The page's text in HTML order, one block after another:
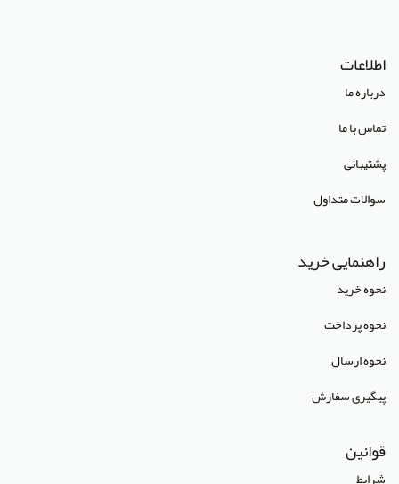
اطلاعات
درباره ما
تماس با ما
پشتیبانی
سوالات متداول
راهنمایی خرید
نحوه خرید
نحوه پرداخت
نحوه ارسال
پیگیری سفارش
قوانین
شرایط